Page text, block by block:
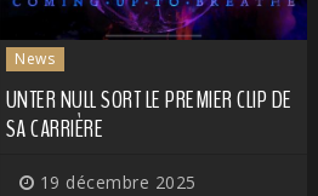
News
UNTER NULL SORT LE PREMIER CLIP DE
SA CARRIÈRE
19 décembre 2025